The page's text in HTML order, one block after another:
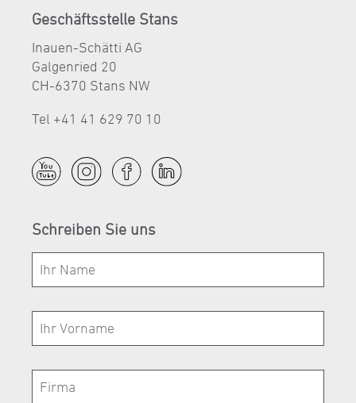
Geschäftsstelle Stans
Inauen-Schätti AG
Galgenried 20
CH-6370 Stans NW
Tel +41 41 629 70 10
Schreiben Sie uns